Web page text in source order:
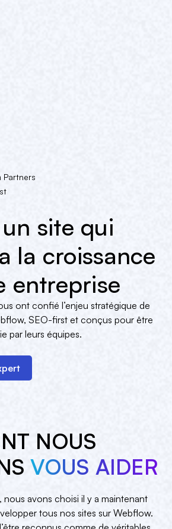
site qui
la croissance
entreprise
Partners
ont confié l’enjeu stratégique de
SEO-first et conçus pour être
par leurs équipes.
NOUS
VOUS AIDER
avons choisi il y a maintenant
tous nos sites sur Webflow.